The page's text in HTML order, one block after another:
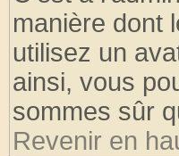
manière dont
utilisez un
ainsi, vous
sommes sûr
Revenir en